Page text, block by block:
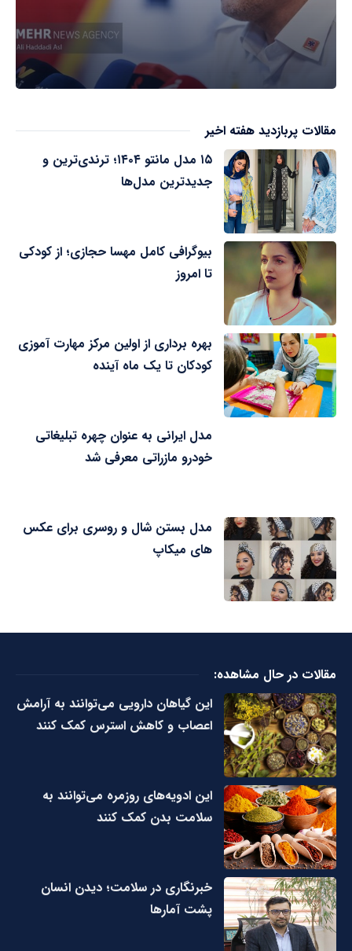
مقالات پربازدید هفته اخیر
۱۵ مدل مانتو ۱۴۰۴؛ ترندی‌ترین و
جدیدترین مدل‌ها
بیوگرافی کامل مهسا حجازی؛ از کودکی
تا امروز
بهره برداری از اولین مرکز مهارت آموزی
کودکان تا یک ماه آینده
مدل ایرانی به عنوان چهره تبلیغاتی
خودرو مازراتی معرفی شد
مدل بستن شال و روسری برای عکس
های میکاپ
مقالات در حال مشاهده:
این گیاهان دارویی می‌توانند به آرامش
اعصاب و کاهش استرس کمک کنند
این ادویه‌های روزمره می‌توانند به
سلامت بدن کمک کنند
خبرنگاری در سلامت؛ دیدن انسان
پشت آمارها